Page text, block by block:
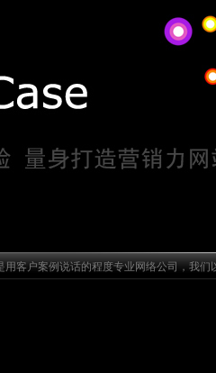
户案例说话的程度专业网络公司，我们